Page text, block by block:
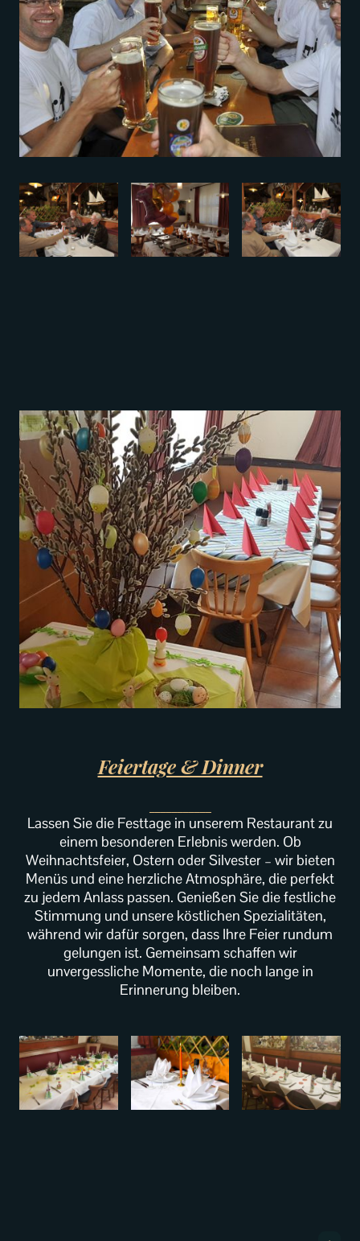
Feiertage & Dinner
Lassen Sie die Festtage in unserem Restaurant zu
einem besonderen Erlebnis werden. Ob
Weihnachtsfeier, Ostern oder Silvester – wir bieten
Menüs und eine herzliche Atmosphäre, die perfekt
zu jedem Anlass passen. Genießen Sie die festliche
Stimmung und unsere köstlichen Spezialitäten,
während wir dafür sorgen, dass Ihre Feier rundum
gelungen ist. Gemeinsam schaffen wir
unvergessliche Momente, die noch lange in
Erinnerung bleiben.